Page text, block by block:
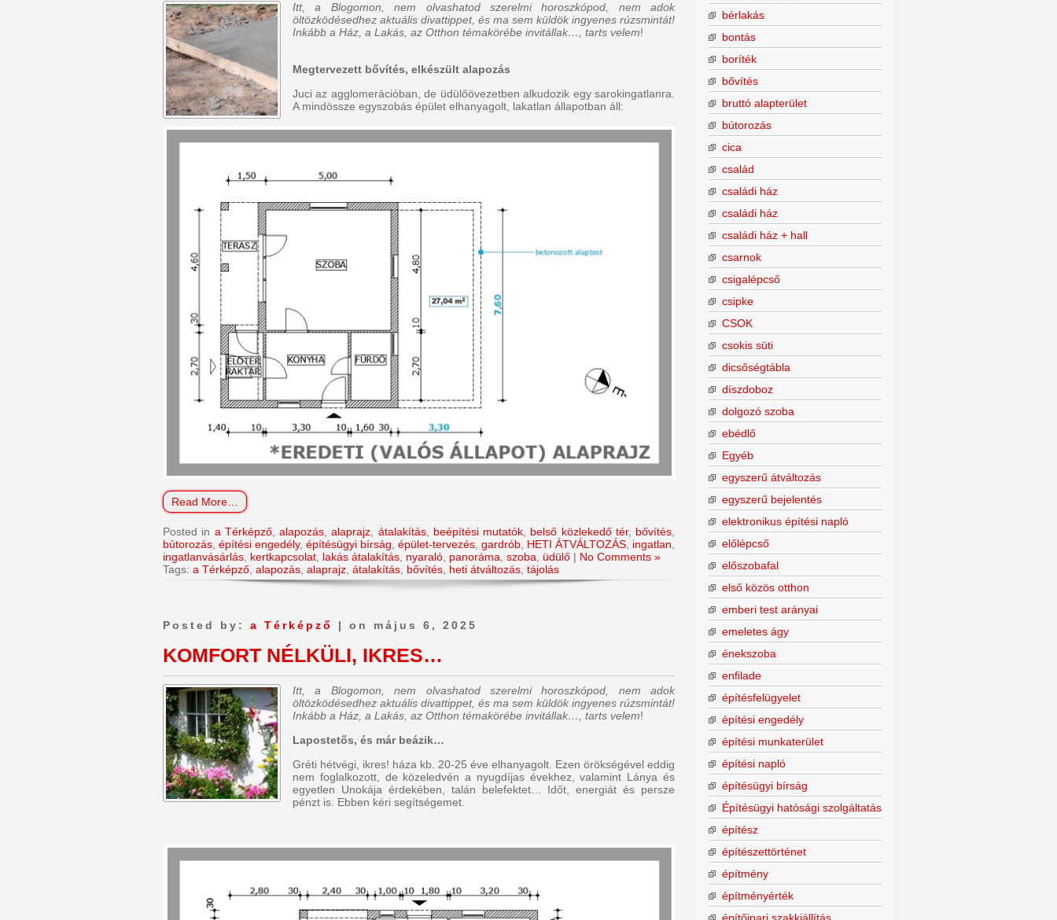
Itt, a Blogomon, nem olvashatod szerelmi horoszkópod, nem adok
öltözködésedhez aktuális divattippet, és ma sem küldök ingyenes rúzsmintát!
Inkább a Ház, a Lakás, az Otthon témakörébe invitállak…, tarts velem!
Megtervezett bővítés, elkészült alapozás
Juci az agglomerációban, de üdülőövezetben alkudozik egy sarokingatlanra.
A mindössze egyszobás épület elhanyagolt, lakatlan állapotban áll:
Read More…
Posted in a Térképző, alapozás ,alaprajz átalakítás, beépítési mutatók belső közlekedő tér, bővítés
bútorozás építési engedély, építésügyi bírság épület-tervezés gardrób HETI ÁTVÁLTOZÁS ingatlan
ingatlanvásárlás kertkapcsolat lakás átalakítás nyaraló panoráma szoba üdülő | No Comments »
Tags: a Térképző alapozás alaprajz átalakítás bővítés heti átváltozás tájolás
Posted by: a Térképző | on május 6, 2025
KOMFORT NÉLKÜLI, IKRES…
Itt, a Blogomon, nem olvashatod szerelmi horoszkópod, nem adok
öltözködésedhez aktuális divattippet, és ma sem küldök ingyenes rúzsmintát!
Inkább a Ház, a Lakás, az Otthon témakörébe invitállak…, tarts velem!
Lapostetős, és már beázik…
Gréti hétvégi, ikres! háza kb. 20-25 éve elhanyagolt. Ezen örökségével eddig
nem foglalkozott, de közeledvén a nyugdíjas évekhez, valamint Lánya és
egyetlen Unokája érdekében, talán belefektet… Időt, energiát és persze
pénzt is. Ebben kéri segítségemet.
bérlakás
bontás
boríték
bővítés
bruttó alapterület
bútorozás
cica
család
családi ház
családi ház
családi ház + hall
csarnok
csigalépcső
csipke
CSOK
csokis süti
dicsőségtábla
díszdoboz
dolgozó szoba
ebédlő
Egyéb
egyszerű átváltozás
egyszerű bejelentés
elektronikus építési napló
előlépcső
előszobafal
első közös otthon
emberi test arányai
emeletes ágy
énekszoba
enfilade
építésfelügyelet
építési engedély
építési munkaterület
építési napló
építésügyi bírság
Építésügyi hatósági szolgáltatás
építész
építészettörténet
építmény
építményérték